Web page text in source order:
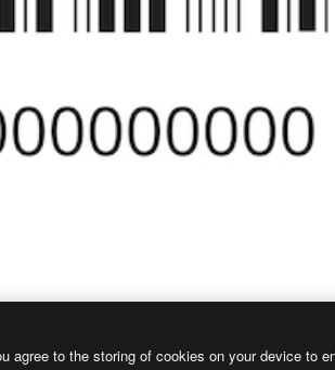
agree to the storing of cookies on your device to